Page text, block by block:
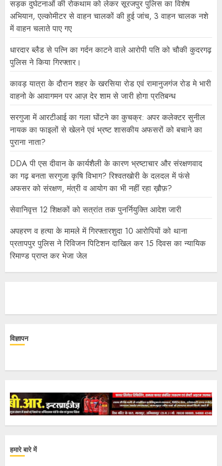
सड़क दुर्घटनाओं की रोकथाम को लेकर सूरजपुर पुलिस का विशेष
अभियान, एल्कोमीटर से वाहन चालकों की हुई जांच, 3 वाहन चालक नशे
में वाहन चलाते पाए गए
धारदार ब्लैड से पत्नि का गर्दन काटने वाले आरोपी पति को चौकी कुदरगढ़
पुलिस ने किया गिरफ्तार।
कावड़ यात्रा के दौरान शहर के खरसिया रोड एवं रामानुजगंज रोड मे भारी
वाहनो के आवागमन पर आज़ देर शाम से जारी होगा प्रतिबन्ध
सरगुजा में आरटीआई का गला घोंटने का कुचक्र: अपर कलेक्टर सुनील
नायक का फाइलों से खेलने एवं भ्रष्ट शासकीय अफसरों को बचाने का
पुराना नाता?
DDA पी एस दीवान के कार्यशैली के कारण भ्रष्टाचार और संरक्षणवाद
का गढ़ बनता सरगुजा कृषि विभाग? रिश्वतखोरी के दलदल में फंसे
अफसर को संरक्षण, मंत्री व आयोग का भी नहीं रहा ख़ौफ़?
सेवानिवृत्त 12 शिक्षकों को सत्रांत तक पुनर्नियुक्ति आदेश जारी
अपहरण व हत्या के मामले में गिरफ्तारशुदा 10 आरोपियों को थाना
प्रतापपुर पुलिस ने रिविजन पिटिशन दाखिल कर 15 दिवस का न्यायिक
रिमाण्ड प्राप्त कर भेजा जेल
विज्ञापन
हमारे बारे में